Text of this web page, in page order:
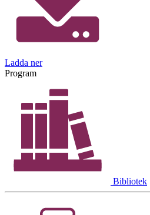
Ladda ner
Program
Bibliotek